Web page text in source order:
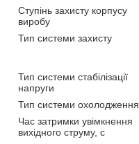
Ступінь захисту корпусу
виробу
Тип системи захисту
Тип системи стабілізації
напруги
Тип системи охолодження
Час затримки увімкнення
вихідного струму, с